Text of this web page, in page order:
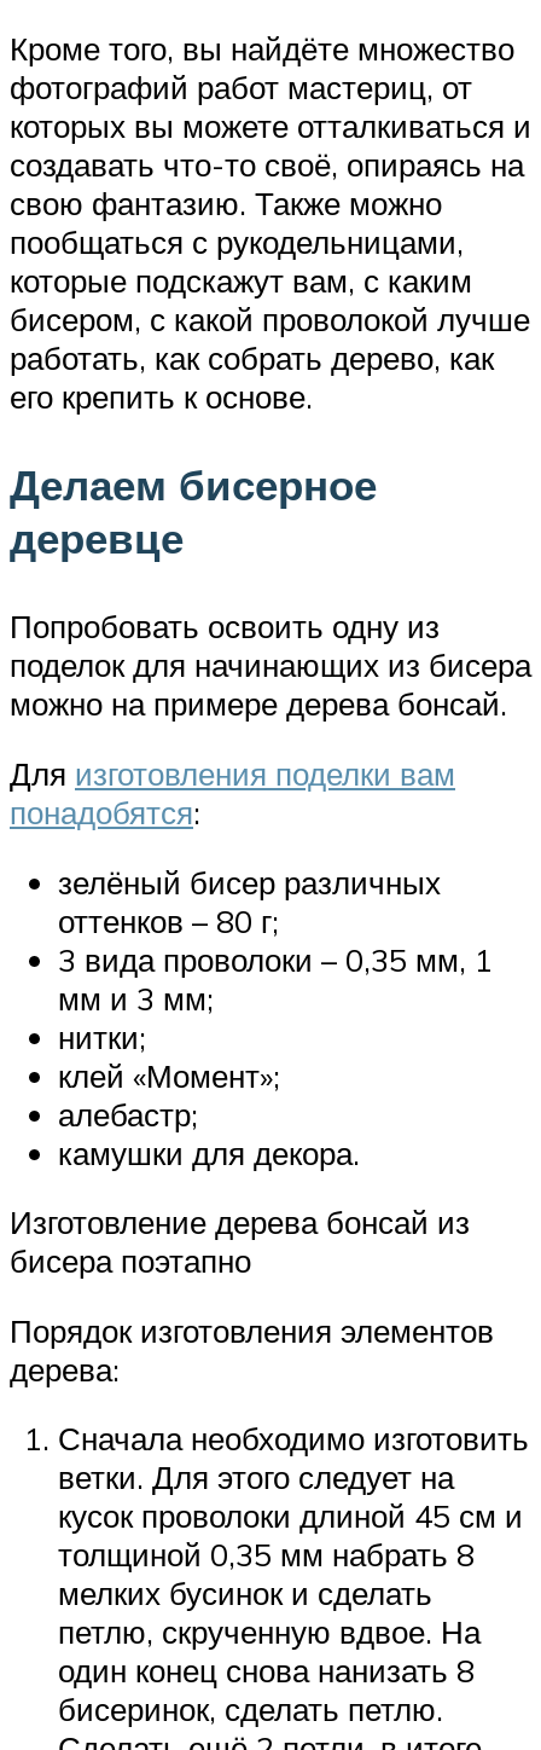
Кроме того, вы найдёте множество
фотографий работ мастериц, от
которых вы можете отталкиваться и
создавать что-то своё, опираясь на
свою фантазию. Также можно
пообщаться с рукодельницами,
которые подскажут вам, с каким
бисером, с какой проволокой лучше
работать, как собрать дерево, как
его крепить к основе.
Делаем бисерное
деревце
Попробовать освоить одну из
поделок для начинающих из бисера
можно на примере дерева бонсай.
Для изготовления поделки вам
понадобятся:
зелёный бисер различных
оттенков – 80 г;
3 вида проволоки – 0,35 мм, 1
мм и 3 мм;
нитки;
клей «Момент»;
алебастр;
камушки для декора.
Изготовление дерева бонсай из
бисера поэтапно
Порядок изготовления элементов
дерева:
Сначала необходимо изготовить
ветки. Для этого следует на
кусок проволоки длиной 45 см и
толщиной 0,35 мм набрать 8
мелких бусинок и сделать
петлю, скрученную вдвое. На
один конец снова нанизать 8
бисеринок, сделать петлю.